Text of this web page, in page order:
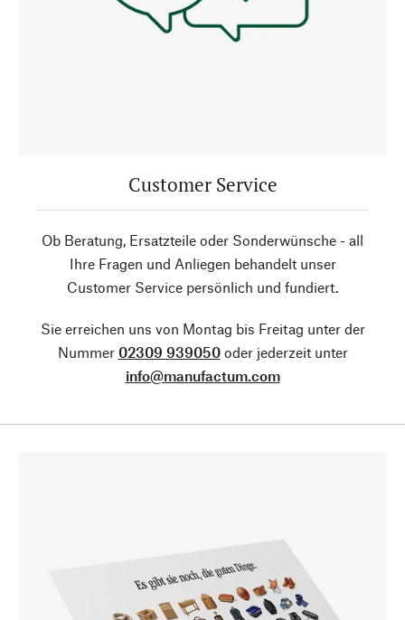
Customer Service
Ob Beratung, Ersatzteile oder Sonderwünsche - all
Ihre Fragen und Anliegen behandelt unser
Customer Service persönlich und fundiert.
Sie erreichen uns von Montag bis Freitag unter der
Nummer 02309 939050oder jederzeit unter
info@manufactum.com